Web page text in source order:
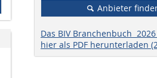
Anbieter
Das BIV Branchenbuch
hier als PDF herunterladen